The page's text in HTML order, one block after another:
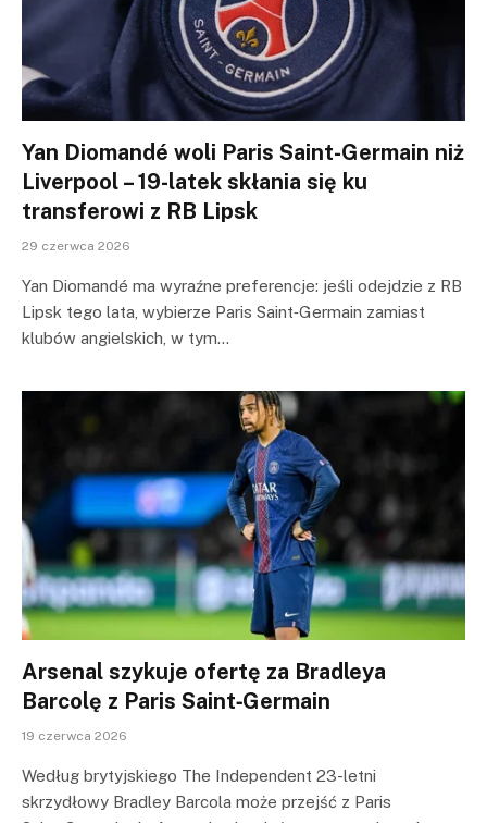
Yan Diomandé woli Paris Saint-Germain niż
Liverpool – 19-latek skłania się ku
transferowi z RB Lipsk
29 czerwca 2026
Yan Diomandé ma wyraźne preferencje: jeśli odejdzie z RB
Lipsk tego lata, wybierze Paris Saint‑Germain zamiast
klubów angielskich, w tym…
Arsenal szykuje ofertę za Bradleya
Barcolę z Paris Saint‑Germain
19 czerwca 2026
Według brytyjskiego The Independent 23-letni
skrzydłowy Bradley Barcola może przejść z Paris